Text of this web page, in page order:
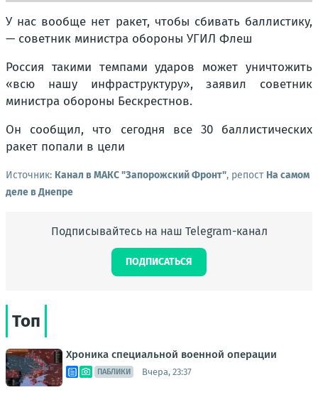
У нас вообще нет ракет, чтобы сбивать баллистику,
— советник министра обороны УГИЛ Флеш
Россия такими темпами ударов может уничтожить
«всю нашу инфраструктуру», заявил советник
министра обороны Бескрестнов.
Он сообщил, что сегодня все 30 баллистических
ракет попали в цели
Источник: Канал в МАКС "Запорожский Фронт", репост На самом
деле в Днепре
Подписывайтесь на наш Telegram-канал
ПОДПИСАТЬСЯ
Топ
Хроника специальной военной операции
ПАБЛИКИ Вчера, 23:37